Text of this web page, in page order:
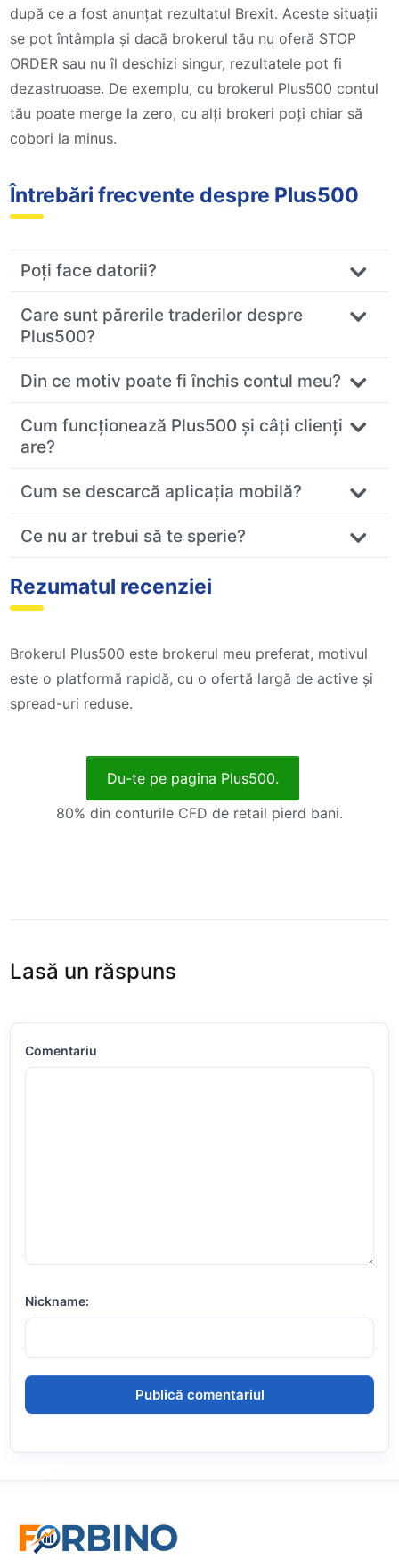
după ce a fost anunțat rezultatul Brexit. Aceste situații
se pot întâmpla și dacă brokerul tău nu oferă STOP
ORDER sau nu îl deschizi singur, rezultatele pot fi
dezastruoase. De exemplu, cu brokerul Plus500 contul
tău poate merge la zero, cu alți brokeri poți chiar să
cobori la minus.
Întrebări frecvente despre Plus500
Poți face datorii?
Care sunt părerile traderilor despre
Plus500?
Din ce motiv poate fi închis contul meu?
Cum funcționează Plus500 și câți clienți
are?
Cum se descarcă aplicația mobilă?
Ce nu ar trebui să te sperie?
Rezumatul recenziei
Brokerul Plus500 este brokerul meu preferat, motivul
este o platformă rapidă, cu o ofertă largă de active și
spread-uri reduse.
Du-te pe pagina Plus500.
80% din conturile CFD de retail pierd bani.
Lasă un răspuns
Comentariu
Nickname: